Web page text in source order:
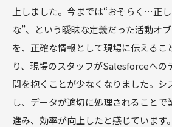
上しました。今までは“おそらく…正
な”、という曖昧な定義だった活動オ
を、正確な情報として現場に伝えるこ
り、現場のスタッフがSalesforceへの
問を抱くことが少なくなりました。シ
し、データが適切に処理されることで
進み、効率が向上したと感じています